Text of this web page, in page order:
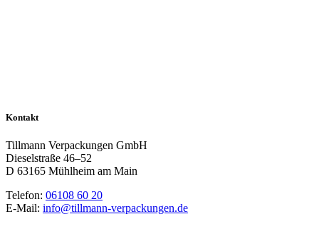
Kontakt
Tillmann Verpackungen GmbH
Dieselstraße 46–52
D 63165 Mühlheim am Main
Telefon: 06108 60 20
E-Mail: info@tillmann-verpackungen.de